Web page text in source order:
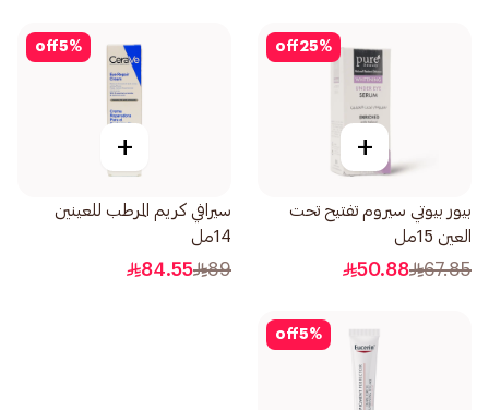
25%
off
+
بيور بيوتي سيروم تفتيح تحت
العين 15مل
67.85
50.88
5%
off
+
سيرافي كريم المرطب للعينين
14مل
89
84.55
5%
off